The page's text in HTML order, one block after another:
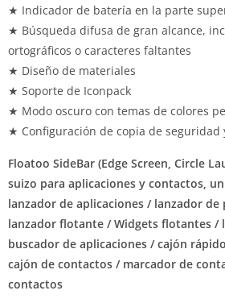
★ Indicador de batería en la parte
★ Búsqueda difusa de gran alcance,
ortográficos o caracteres faltantes
★ Diseño de materiales
★ Soporte de Iconpack
★ Modo oscuro con temas de colores
★ Configuración de copia de seguridad
Floatoo SideBar (Edge Screen, Circle
suizo para aplicaciones y contactos,
lanzador de aplicaciones / lanzador de
lanzador flotante / Widgets flotantes /
buscador de aplicaciones / cajón
cajón de contactos / marcador de
contactos